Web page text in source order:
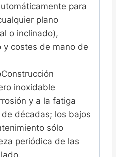
para
plano
o inclinado),
y costes de mano de
Construcción
inoxidable
y a la fatiga
décadas; los bajos
sólo
periódica de las